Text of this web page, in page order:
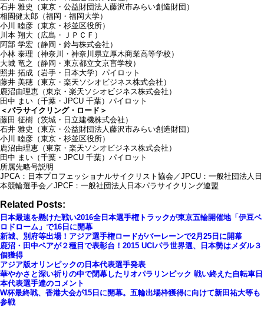
石井 雅史（東京・公益財団法人藤沢市みらい創造財団）
相園健太郎（福岡・福岡大学）
小川 睦彦（東京・杉並区役所）
川本 翔大（広島・ＪＰＣＦ）
阿部 学宏（静岡・鈴与株式会社）
小林 泰理（神奈川・神奈川県立厚木商業高等学校）
大城 竜之（静岡・東京都立文京盲学校）
照井 拓成（岩手・日本大学）パイロット
藤井 美穂（東京・楽天ソシオビジネス株式会社）
鹿沼由理恵（東京・楽天ソシオビジネス株式会社）
田中 まい（千葉・JPCU 千葉）パイロット
＜パラサイクリング・ロード＞
藤田 征樹（茨城・日立建機株式会社）
石井 雅史（東京・公益財団法人藤沢市みらい創造財団）
小川 睦彦（東京・杉並区役所）
鹿沼由理恵（東京・楽天ソシオビジネス株式会社）
田中 まい（千葉・JPCU 千葉）パイロット
所属先略号説明
JPCA：日本プロフェッショナルサイクリスト協会／JPCU：一般社団法人日
本競輪選手会／JPCF：一般社団法人日本パラサイクリング連盟
Related Posts:
日本最速を懸けた戦い2016全日本選手権トラックが東京五輪開催地「伊豆ベ
ロドローム」で16日に開幕
新城、別府等出場！アジア選手権ロードがバーレーンで2月25日に開幕
鹿沼・田中ペアが２種目で表彰台！2015 UCIパラ世界選、日本勢はメダル３
個獲得
アジア版オリンピックの日本代表選手発表
華やかさと深い祈りの中で閉幕したリオパラリンピック 戦い終えた自転車日
本代表選手達のコメント
W杯最終戦、香港大会が15日に開幕。五輪出場枠獲得に向けて新田祐大等も
参戦